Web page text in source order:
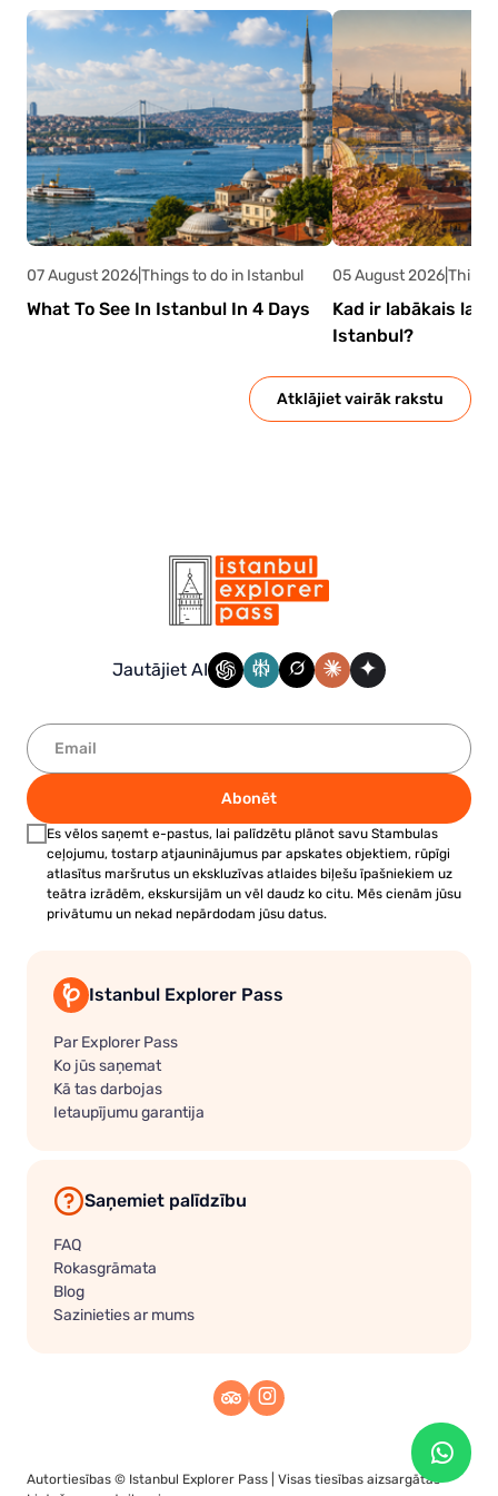
piedāvā budžetam draudzīgus skatus uz
Bosforu. Stambulai ir daudz, ko piedāvāt
ceļotājiem ar jebkādu budžetu.
Atklājiet vairāk rakstu
07 August 2026Things to do in Istanbul
What To See In Istanbul In 4 Days
05 August 2026
Kad ir labākais
Istanbul?
Jautājiet AI
Abonēt
Es vēlos saņemt e-pastus, lai palīdzētu plānot savu Stambulas
ceļojumu, tostarp atjauninājumus par apskates objektiem, rūpīgi
atlasītus maršrutus un ekskluzīvas atlaides biļešu īpašniekiem uz
teātra izrādēm, ekskursijām un vēl daudz ko citu. Mēs cienām jūsu
privātumu un nekad nepārdodam jūsu datus.
Istanbul Explorer Pass
Par Explorer Pass
Ko jūs saņemat
Kā tas darbojas
Ietaupījumu garantija
Saņemiet palīdzību
FAQ
Rokasgrāmata
Blog
Sazinieties ar mums
Autortiesības © Istanbul Explorer Pass | Visas tiesības aizsargātas